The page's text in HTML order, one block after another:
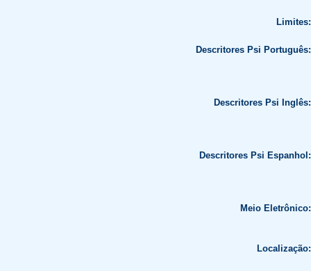
Limites:
Descritores Psi Português:
Descritores Psi Inglês:
Descritores Psi Espanhol:
Meio Eletrônico:
Localização: